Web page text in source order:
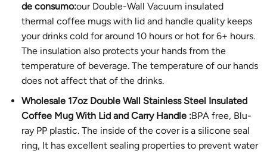
de consumo:our Double-Wall Vacuum insulated
thermal coffee mugs with lid and handle quality keeps
your drinks cold for around 10 hours or hot for 6+ hours.
The insulation also protects your hands from the
temperature of beverage. The temperature of our hands
does not affect that of the drinks.
Wholesale 17oz Double Wall Stainless Steel Insulated
Coffee Mug With Lid and Carry Handle :BPA free, Blu-
ray PP plastic. The inside of the cover is a silicone seal
ring, It has excellent sealing properties to prevent water